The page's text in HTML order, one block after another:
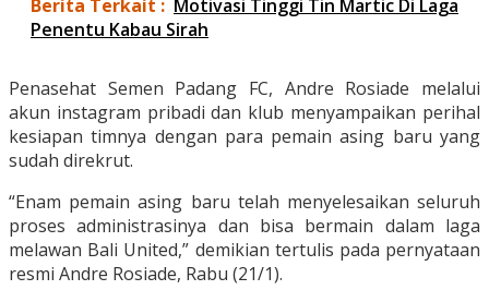
Berita Terkait : Motivasi Tinggi Tin Martic Di Laga
Penentu Kabau Sirah
Penasehat Semen Padang FC, Andre Rosiade melalui
akun instagram pribadi dan klub menyampaikan perihal
kesiapan timnya dengan para pemain asing baru yang
sudah direkrut.
“Enam pemain asing baru telah menyelesaikan seluruh
proses administrasinya dan bisa bermain dalam laga
melawan Bali United,” demikian tertulis pada pernyataan
resmi Andre Rosiade, Rabu (21/1).